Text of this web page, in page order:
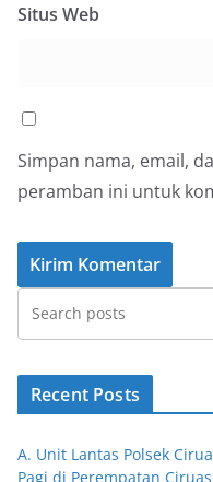
Situs Web
Simpan nama, email,
peramban ini untuk
Recent Posts
A. Unit Lantas Polsek
Pagi di Perempatan